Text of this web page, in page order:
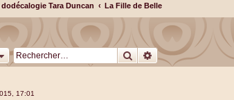
dodécalogie Tara Duncan La Fille de Belle
Rechercher
Recherche avancée
17:01